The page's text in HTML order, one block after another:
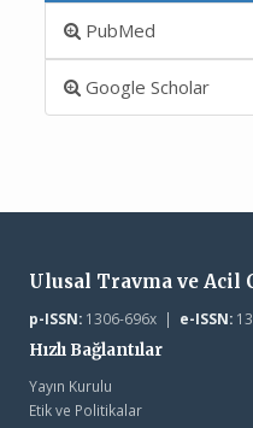
PubMed
Google Scholar
Ulusal Travma ve Acil
p-ISSN:1306-696x | e-ISSN:
Hızlı Bağlantılar
Yayın Kurulu
Etik ve Politikalar